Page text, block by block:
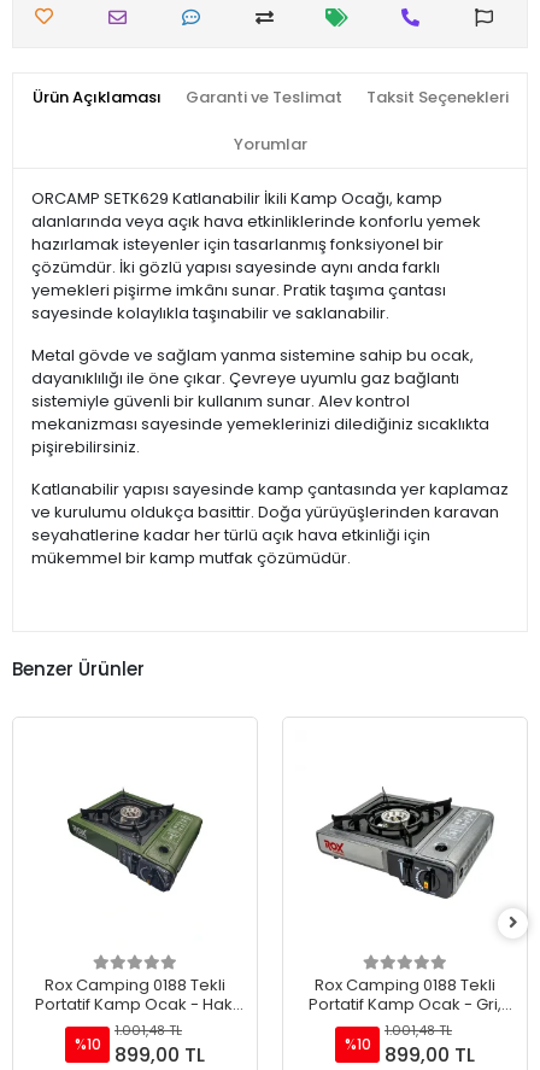
Ürün Açıklaması Garanti ve Teslimat Taksit Seçenekleri
Yorumlar
ORCAMP SETK629 Katlanabilir İkili Kamp Ocağı, kamp
alanlarında veya açık hava etkinliklerinde konforlu yemek
hazırlamak isteyenler için tasarlanmış fonksiyonel bir
çözümdür. İki gözlü yapısı sayesinde aynı anda farklı
yemekleri pişirme imkânı sunar. Pratik taşıma çantası
sayesinde kolaylıkla taşınabilir ve saklanabilir.
Metal gövde ve sağlam yanma sistemine sahip bu ocak,
dayanıklılığı ile öne çıkar. Çevreye uyumlu gaz bağlantı
sistemiyle güvenli bir kullanım sunar. Alev kontrol
mekanizması sayesinde yemeklerinizi dilediğiniz sıcaklıkta
pişirebilirsiniz.
Katlanabilir yapısı sayesinde kamp çantasında yer kaplamaz
ve kurulumu oldukça basittir. Doğa yürüyüşlerinden karavan
seyahatlerine kadar her türlü açık hava etkinliği için
mükemmel bir kamp mutfak çözümüdür.
Benzer Ürünler
Rox Camping 0188 Tekli
Portatif Kamp Ocak - Haki
Yeşil, Rüzgarlıklı, Ekstra Gaz
Girişli
%10
1.001,48 TL
899,00 TL
Rox Camping 0188 Tekli
Portatif Kamp Ocak - Gri,
Rüzgarlıklı, Ekstra Gaz Girişli
%10
1.001,48 TL
899,00 TL